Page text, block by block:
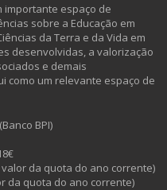
importante espaço de
sobre a Educação em
da Terra e da Vida em
desenvolvidas, a valorização
e demais
como um relevante espaço de
BPI)
valor da quota do ano corrente)
da quota do ano corrente)